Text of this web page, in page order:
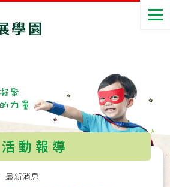
活動報導
最新消息